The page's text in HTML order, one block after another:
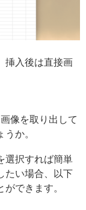
挿入後は直接画
像を取り出して
か。
選択すれば簡単
たい場合、以下
できます。